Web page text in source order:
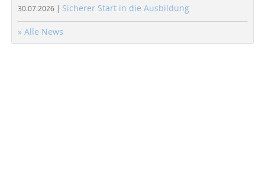
30.07.2026 | Sicherer Start in die Ausbildung
» Alle News